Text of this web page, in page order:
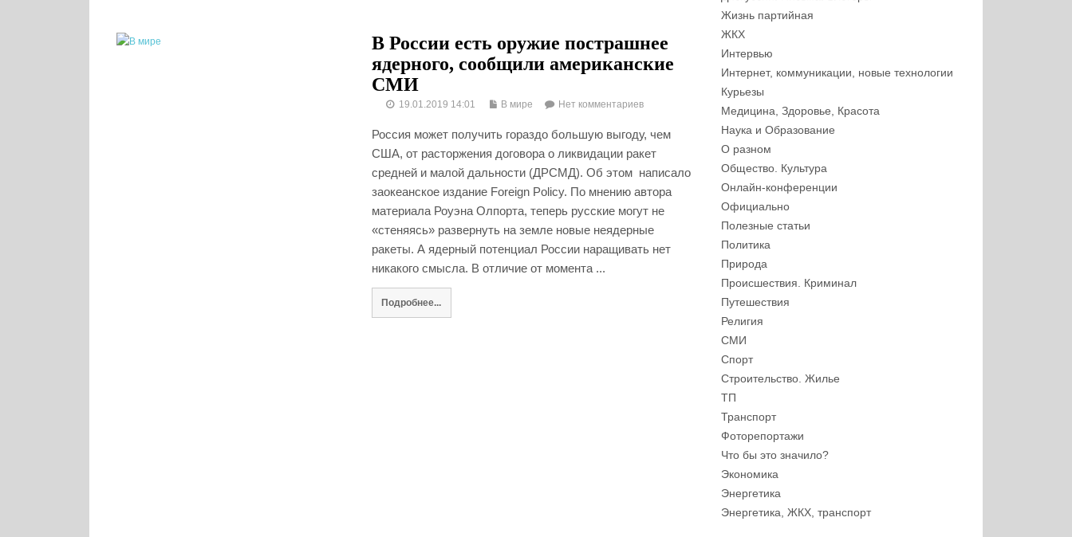
В России есть оружие пострашнее
ядерного, сообщили американские
СМИ
19.01.2019 14:01 В мире Нет комментариев
Россия может получить гораздо большую выгоду, чем
США, от расторжения договора о ликвидации ракет
средней и малой дальности (ДРСМД). Об этом написало
заокеанское издание Foreign Policy. По мнению автора
материала Роуэна Олпорта, теперь русские могут не
«стеняясь» развернуть на земле новые неядерные
ракеты. А ядерный потенциал России наращивать нет
никакого смысла. В отличие от момента ...
Подробнее...
Жизнь партийная
ЖКХ
Интервью
Интернет, коммуникации, новые технологии
Курьезы
Медицина, Здоровье, Красота
Наука и Образование
О разном
Общество. Культура
Онлайн-конференции
Официально
Полезные статьи
Политика
Природа
Происшествия. Криминал
Путешествия
Религия
СМИ
Спорт
Строительство. Жилье
ТП
Транспорт
Фоторепортажи
Что бы это значило?
Экономика
Энергетика
Энергетика, ЖКХ, транспорт